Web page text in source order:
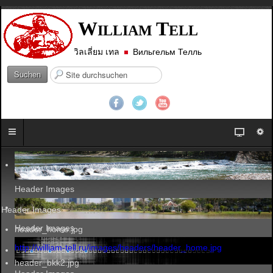
WILLIAM TELL
วิลเลี่ยม เทล Вильгельм Телль
Suchen
S
e
.
.
.
Header Images
Header Images
Header Images
header_home.jpg
http://william-tell.ru/images/headers/header_home.jpg
header_bkk2.jpg